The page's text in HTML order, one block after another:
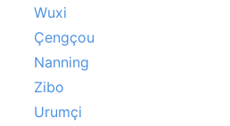
Wuxi
Çengçou
Nanning
Zibo
Urumçi